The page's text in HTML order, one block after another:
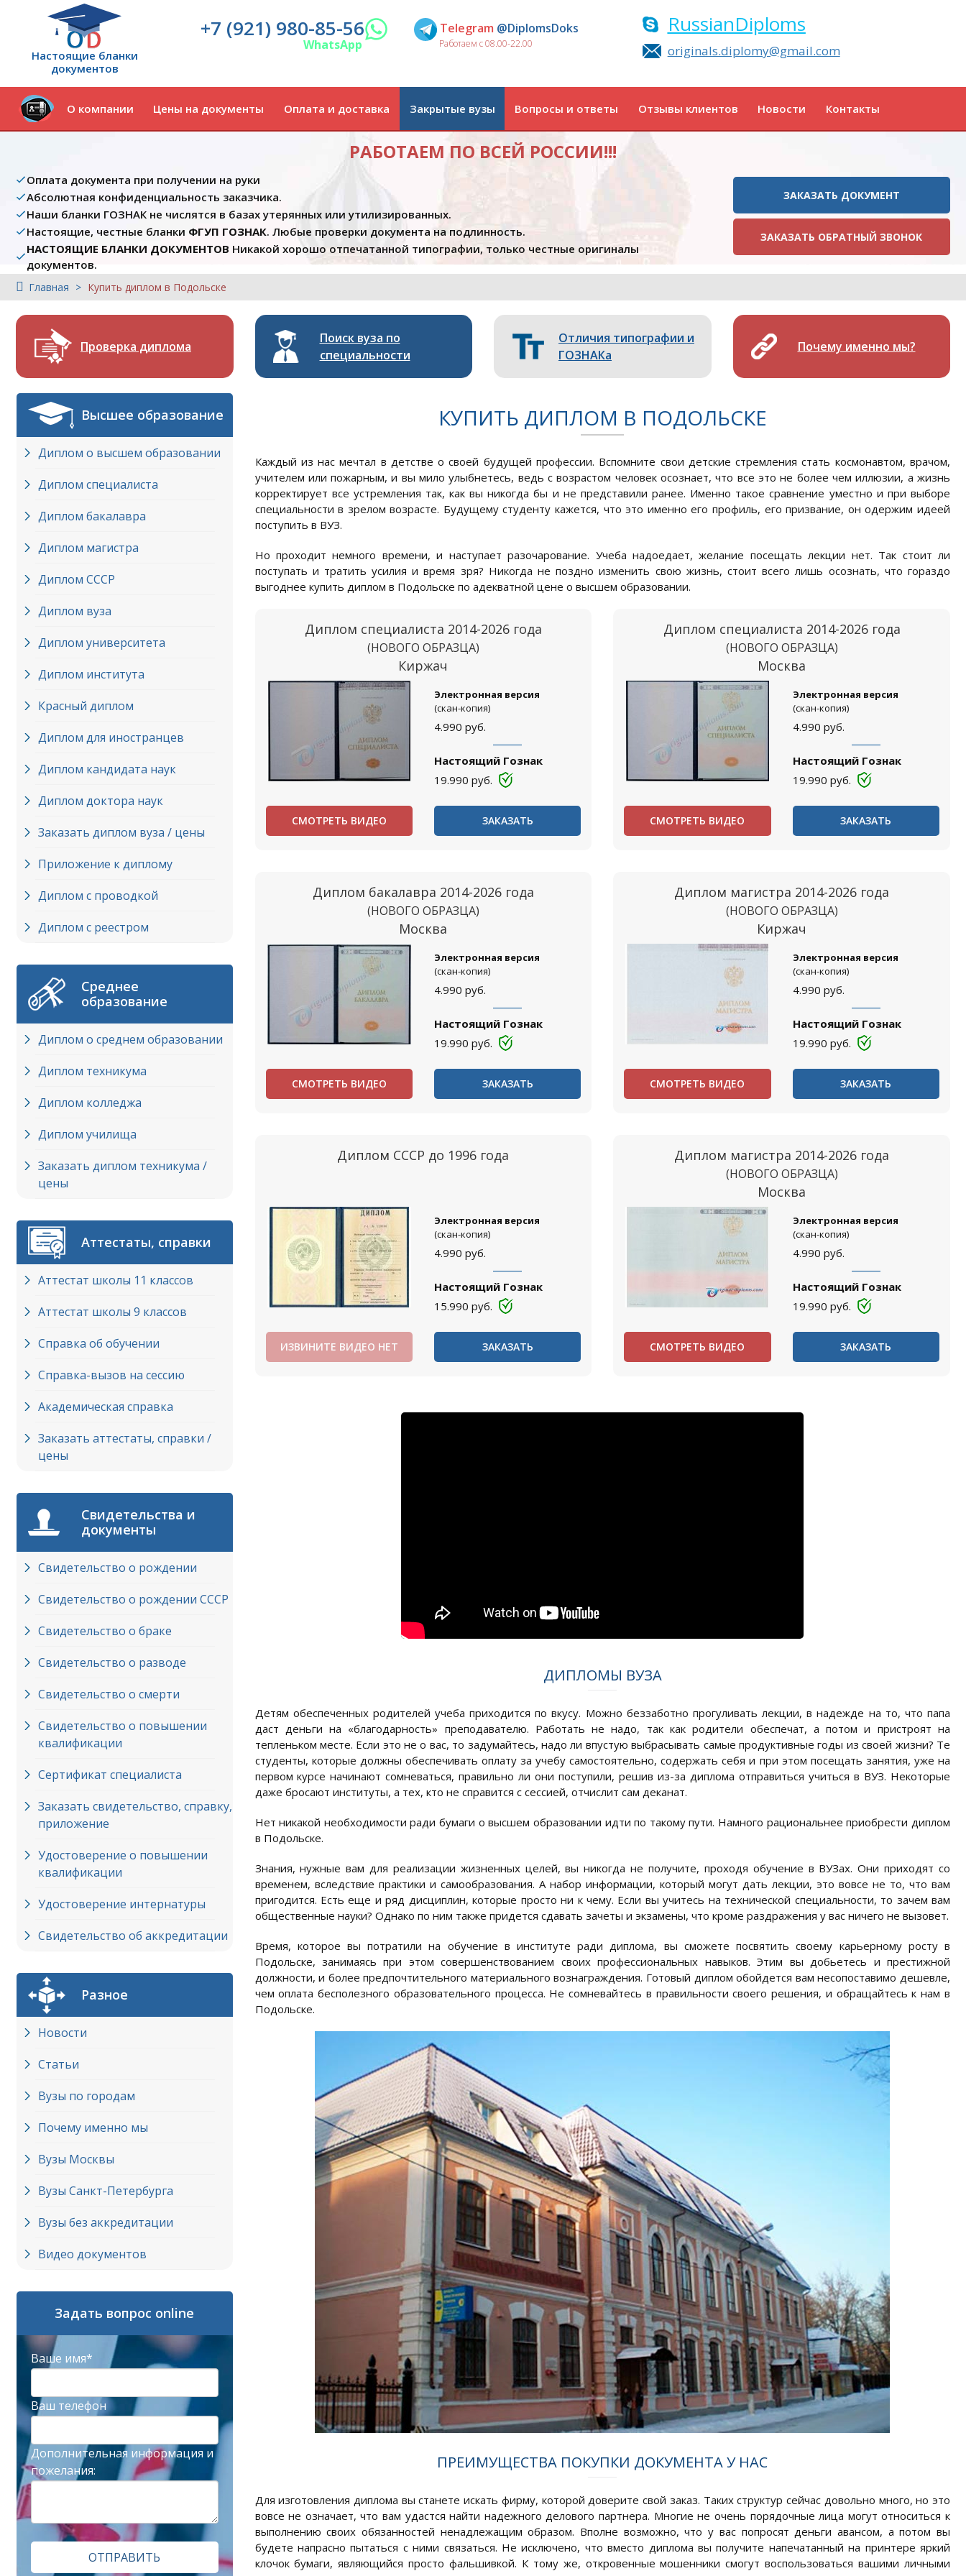
Настоящие бланки
документов
+7 (921) 980-85-56
WhatsApp
Telegram @DiplomsDoks
Работаем с 08.00-22.00
RussianDiploms
originals.diplomy@gmail.com
О компании Цены на документы Оплата и доставка Закрытые вузы Вопросы и ответы Отзывы клиентов Новости Контакты
РАБОТАЕМ ПО ВСЕЙ РОССИИ!!!
Оплата документа при получении на руки
Абсолютная конфиденциальность заказчика.
Наши бланки ГОЗНАК не числятся в базах утерянных или утилизированных.
Настоящие, честные бланки ФГУП ГОЗНАК. Любые проверки документа на подлинность.
НАСТОЯЩИЕ БЛАНКИ ДОКУМЕНТОВ Никакой хорошо отпечатанной типографии, только честные оригиналы
документов.
ЗАКАЗАТЬ ДОКУМЕНТ
ЗАКАЗАТЬ ОБРАТНЫЙ ЗВОНОК
Главная Купить диплом в Подольске
Проверка диплома
Поиск вуза по
специальности
Отличия типографии и
ГОЗНАКа
Почему именно мы?
Высшее образование
Диплом о высшем образовании
Диплом специалиста
Диплом бакалавра
Диплом магистра
Диплом СССР
Диплом вуза
Диплом университета
Диплом института
Красный диплом
Диплом для иностранцев
Диплом кандидата наук
Диплом доктора наук
Заказать диплом вуза / цены
Приложение к диплому
Диплом с проводкой
Диплом с реестром
Среднее
образование
Диплом о среднем образовании
Диплом техникума
Диплом колледжа
Диплом училища
Заказать диплом техникума /
цены
Аттестаты, справки
Аттестат школы 11 классов
Аттестат школы 9 классов
Справка об обучении
Справка-вызов на сессию
Академическая справка
Заказать аттестаты, справки /
цены
Свидетельства и
документы
Свидетельство о рождении
Свидетельство о рождении СССР
Свидетельство о браке
Свидетельство о разводе
Свидетельство о смерти
Свидетельство о повышении
квалификации
Сертификат специалиста
Заказать свидетельство, справку,
приложение
Удостоверение о повышении
квалификации
Удостоверение интернатуры
Свидетельство об аккредитации
Разное
Новости
Статьи
Вузы по городам
Почему именно мы
Вузы Москвы
Вузы Cанкт-Петербурга
Вузы без аккредитации
Видео документов
Задать вопрос online
Ваше имя*
Ваш телефон
Дополнительная информация и
пожелания:
ОТПРАВИТЬ
КУПИТЬ ДИПЛОМ В ПОДОЛЬСКЕ
Каждый из нас мечтал в детстве о своей будущей профессии. Вспомните свои детские стремления стать космонавтом, врачом,
учителем или пожарным, и вы мило улыбнетесь, ведь с возрастом человек осознает, что все это не более чем иллюзии, а жизнь
корректирует все устремления так, как вы никогда бы и не представили ранее. Именно такое сравнение уместно и при выборе
специальности в зрелом возрасте. Будущему студенту кажется, что это именно его профиль, его призвание, он одержим идеей
поступить в ВУЗ.
Но проходит немного времени, и наступает разочарование. Учеба надоедает, желание посещать лекции нет. Так стоит ли
поступать и тратить усилия и время зря? Никогда не поздно изменить свою жизнь, стоит всего лишь осознать, что гораздо
выгоднее купить диплом в Подольске по адекватной цене о высшем образовании.
Диплом специалиста 2014-2026 года
(НОВОГО ОБРАЗЦА)
Киржач
Электронная версия
(скан-копия)
4.990 руб.
Настоящий Гознак
19.990 руб.
СМОТРЕТЬ ВИДЕО ЗАКАЗАТЬ
Диплом специалиста 2014-2026 года
(НОВОГО ОБРАЗЦА)
Москва
Электронная версия
(скан-копия)
4.990 руб.
Настоящий Гознак
19.990 руб.
СМОТРЕТЬ ВИДЕО ЗАКАЗАТЬ
Диплом бакалавра 2014-2026 года
(НОВОГО ОБРАЗЦА)
Москва
Электронная версия
(скан-копия)
4.990 руб.
Настоящий Гознак
19.990 руб.
СМОТРЕТЬ ВИДЕО ЗАКАЗАТЬ
Диплом магистра 2014-2026 года
(НОВОГО ОБРАЗЦА)
Киржач
Электронная версия
(скан-копия)
4.990 руб.
Настоящий Гознак
19.990 руб.
СМОТРЕТЬ ВИДЕО ЗАКАЗАТЬ
Диплом СССР до 1996 года
Электронная версия
(скан-копия)
4.990 руб.
Настоящий Гознак
15.990 руб.
ИЗВИНИТЕ ВИДЕО НЕТ ЗАКАЗАТЬ
Диплом магистра 2014-2026 года
(НОВОГО ОБРАЗЦА)
Москва
Электронная версия
(скан-копия)
4.990 руб.
Настоящий Гознак
19.990 руб.
СМОТРЕТЬ ВИДЕО ЗАКАЗАТЬ
ДИПЛОМЫ ВУЗА
Детям обеспеченных родителей учеба приходится по вкусу. Можно беззаботно прогуливать лекции, в надежде на то, что папа
даст деньги на «благодарность» преподавателю. Работать не надо, так как родители обеспечат, а потом и пристроят на
тепленьком месте. Если это не о вас, то задумайтесь, надо ли впустую выбрасывать самые продуктивные годы из своей жизни? Те
студенты, которые должны обеспечивать оплату за учебу самостоятельно, содержать себя и при этом посещать занятия, уже на
первом курсе начинают сомневаться, правильно ли они поступили, решив из-за диплома отправиться учиться в ВУЗ. Некоторые
даже бросают институты, а тех, кто не справится с сессией, отчислит сам деканат.
Нет никакой необходимости ради бумаги о высшем образовании идти по такому пути. Намного рациональнее приобрести диплом
в Подольске.
Знания, нужные вам для реализации жизненных целей, вы никогда не получите, проходя обучение в ВУЗах. Они приходят со
временем, вследствие практики и самообразования. А набор информации, который могут дать лекции, это вовсе не то, что вам
пригодится. Есть еще и ряд дисциплин, которые просто ни к чему. Если вы учитесь на технической специальности, то зачем вам
общественные науки? Однако по ним также придется сдавать зачеты и экзамены, что кроме раздражения у вас ничего не вызовет.
Время, которое вы потратили на обучение в институте ради диплома, вы сможете посвятить своему карьерному росту в
Подольске, занимаясь при этом совершенствованием своих профессиональных навыков. Этим вы добьетесь и престижной
должности, и более предпочтительного материального вознаграждения. Готовый диплом обойдется вам несопоставимо дешевле,
чем оплата бесполезного образовательного процесса. Не сомневайтесь в правильности своего решения, и обращайтесь к нам в
Подольске.
ПРЕИМУЩЕСТВА ПОКУПКИ ДОКУМЕНТА У НАС
Для изготовления диплома вы станете искать фирму, которой доверите свой заказ. Таких структур сейчас довольно много, но это
вовсе не означает, что вам удастся найти надежного делового партнера. Многие не очень порядочные лица могут относиться к
выполнению своих обязанностей ненадлежащим образом. Вполне возможно, что у вас попросят деньги авансом, а потом вы
будете напрасно пытаться с ними связаться. Не исключено, что вместо диплома вы получите напечатанный на принтере яркий
клочок бумаги, являющийся просто фальшивкой. К тому же, откровенные мошенники смогут воспользоваться вашими личными